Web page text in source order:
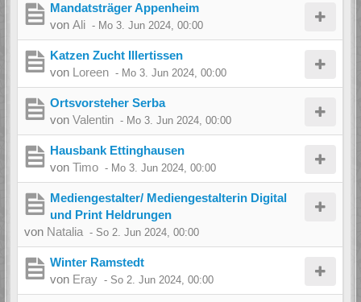
Mandatsträger Appenheim
von Ali - Mo 3. Jun 2024, 00:00
Katzen Zucht Illertissen
von Loreen - Mo 3. Jun 2024, 00:00
Ortsvorsteher Serba
von Valentin - Mo 3. Jun 2024, 00:00
Hausbank Ettinghausen
von Timo - Mo 3. Jun 2024, 00:00
Mediengestalter/ Mediengestalterin Digital
und Print Heldrungen
von Natalia - So 2. Jun 2024, 00:00
Winter Ramstedt
von Eray - So 2. Jun 2024, 00:00